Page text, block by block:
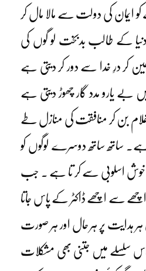
ایمان کی دولت سے مالا مال کر
کے طالب بدبخت لو گوں کی
کر درِ خدا سے دور کر دیتی ہے
بے یارو مدد گار چھوڑ دیتی ہے
بن کر منافقت کی منازل طے
ہے۔ ساتھ ساتھ دوسرے لوگوں کو
خوش اسلوبی سے کر تا ہے ۔ جب
اچھے سے اچھے ڈاکٹر کے پاس جاتا
ہر ہدایت پر ہر حال اور ہر صورت
سلسلے میں جتنی بھی مشکلات